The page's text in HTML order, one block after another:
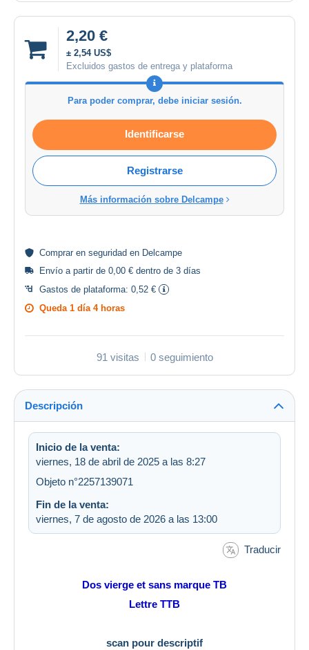
2,20 €
± 2,54 US$
Excluidos gastos de entrega y plataforma
Para poder comprar, debe iniciar sesión.
Identificarse
Registrarse
Más información sobre Delcampe
Comprar en seguridad en Delcampe
Envío a partir de 0,00 € dentro de 3 días
Gastos de plataforma: 0,52 €
Queda 1 día 4 horas
91 visitas 0 seguimiento
Descripción
Inicio de la venta:
viernes, 18 de abril de 2025 a las 8:27
Objeto n°2257139071
Fin de la venta:
viernes, 7 de agosto de 2026 a las 13:00
Traducir
Dos vierge et sans marque TB
Lettre TTB
scan pour descriptif